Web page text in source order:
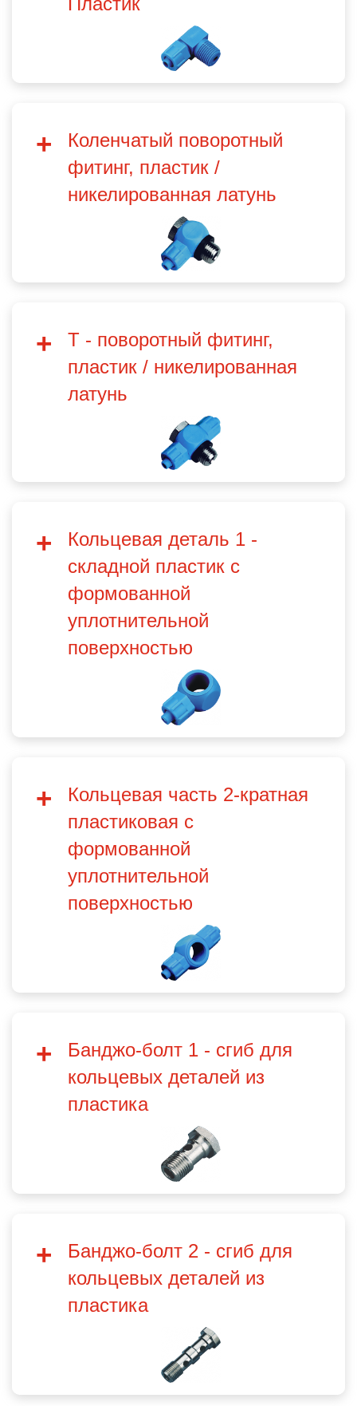
Коленчатый поворотный
фитинг, пластик /
никелированная латунь
T - поворотный фитинг,
пластик / никелированная
латунь
Кольцевая деталь 1 -
складной пластик с
формованной
уплотнительной
поверхностью
Кольцевая часть 2-кратная
пластиковая с
формованной
уплотнительной
поверхностью
Банджо-болт 1 - сгиб для
кольцевых деталей из
пластика
Банджо-болт 2 - сгиб для
кольцевых деталей из
пластика